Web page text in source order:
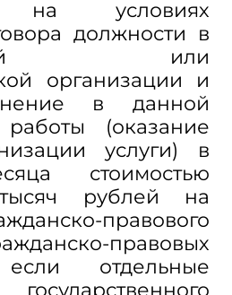
на условиях
должности в
или
организации и
в данной
(оказание
услуги) в
стоимостью
рублей на
правового
правовых
если отдельные